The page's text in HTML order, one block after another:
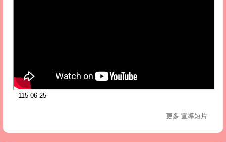
115-06-25
更多 宣導短片